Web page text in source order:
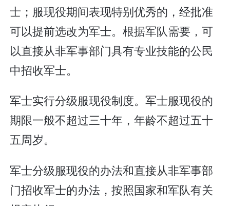
士；服现役期间表现特别优秀的，经批准
可以提前选改为军士。根据军队需要，可
以直接从非军事部门具有专业技能的公民
中招收军士。
军士实行分级服现役制度。军士服现役的
期限一般不超过三十年，年龄不超过五十
五周岁。
军士分级服现役的办法和直接从非军事部
门招收军士的办法，按照国家和军队有关